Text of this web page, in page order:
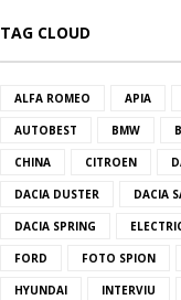
TAG CLOUD
ALFA ROMEO APIA
AUTOBEST BMW
CHINA CITROEN
DACIA DUSTER DACIA
DACIA SPRING
FORD FOTO SPION
HYUNDAI INTERVIU